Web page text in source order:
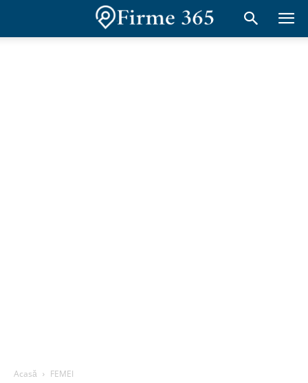
Acasă FEMEI